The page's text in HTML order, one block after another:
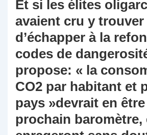
Et si les élites
avaient cru y
d’échapper à la
codes de
propose: « la
CO2 par habitant et
pays »devrait en
prochain baromètre,